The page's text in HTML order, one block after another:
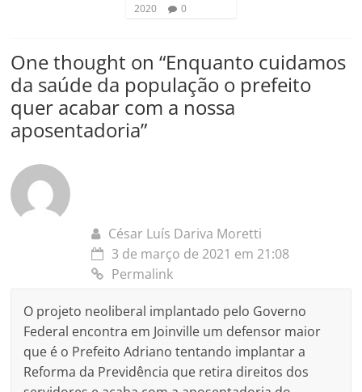
2020
0
One thought on “Enquanto cuidamos
da saúde da população o prefeito
quer acabar com a nossa
aposentadoria”
César Luís Dariva Moretti
3 de março de 2021 em 21:08
Permalink
O projeto neoliberal implantado pelo Governo
Federal encontra em Joinville um defensor maior
que é o Prefeito Adriano tentando implantar a
Reforma da Previdência que retira direitos dos